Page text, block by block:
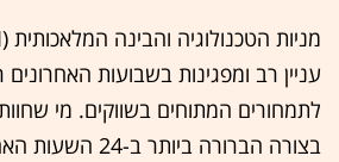
עניין רב ומפגינות בשבועות
לתמחורים המתוחים בשווקים. מי
בצורה הברורה